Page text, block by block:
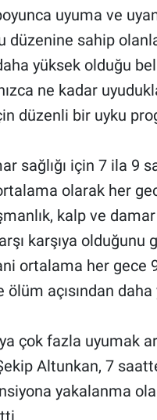
uyuma ve
düzenine sahip
yüksek olduğu
ne kadar
düzenli bir uyku
sağlığı için 7 ila 9
olarak her
kalp ve damar
karşıya olduğunu
ortalama her gece
açısından daha
çok fazla uyumak
Altunkan, 7
yakalanma